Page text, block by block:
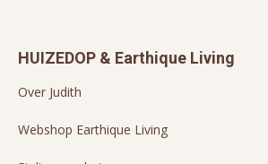
HUIZEDOP & Earthique Living
Over Judith
Webshop Earthique Living